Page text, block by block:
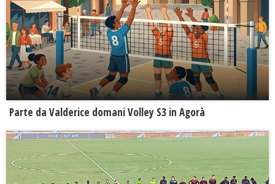
Parte da Valderice domani Volley S3 in Agorà